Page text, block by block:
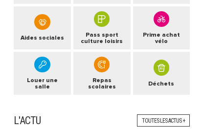
Aides sociales
Pass sport
culture loisirs
Prime achat
vélo
Louer une
salle
Repas
scolaires
Déchets
L'ACTU TOUTES LES ACTUS +